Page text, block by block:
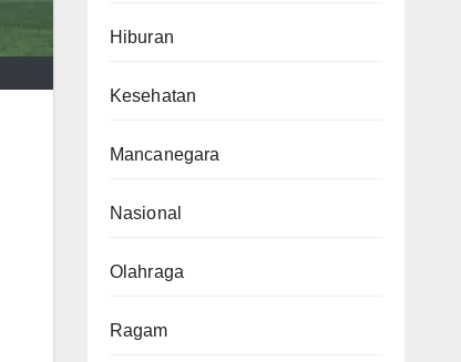
Hiburan
Kesehatan
Mancanegara
Nasional
Olahraga
Ragam